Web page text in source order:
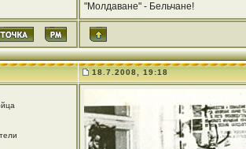
"Молдаване" - Бельчане!
18.7.2008, 19:18